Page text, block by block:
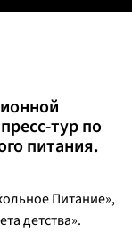
тур по
питания.
Питание»,
детства».